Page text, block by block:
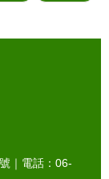
｜電話：06-